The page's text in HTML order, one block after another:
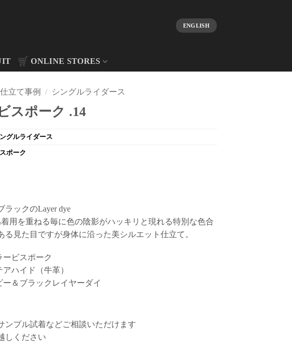
ENGLISH
ONLINE STORES
立て事例 / シングルライダース
スポーク .14
グルライダース
ポーク
ラックのLayer dye
用を重ねる毎に色の陰影がハッキリと現れる特別な色合
る見た目ですが身体に沿った美シルエット仕立て。
ービスポーク
アハイド（牛革）
ー＆ブラックレイヤーダイ
ンプル試着などご相談いただけます
しください